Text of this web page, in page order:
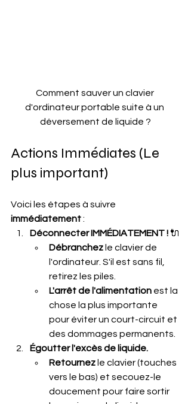
Comment sauver un clavier
d'ordinateur portable suite à un
déversement de liquide ?
Actions Immédiates (Le
plus important)
Voici les étapes à suivre
immédiatement :
Déconnecter IMMÉDIATEMENT ! 🔌
Débranchez le clavier de
l'ordinateur. S'il est sans fil,
retirez les piles.
L'arrêt de l'alimentation est la
chose la plus importante
pour éviter un court-circuit et
des dommages permanents.
Égoutter l'excès de liquide.
Retournez le clavier (touches
vers le bas) et secouez-le
doucement pour faire sortir